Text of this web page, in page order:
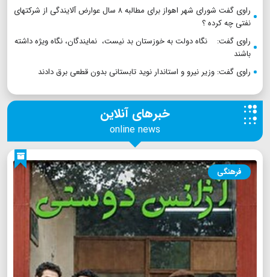
راوی گفت شورای شهر اهواز برای مطالبه ۸ سال عوارض آلایندگی از شرکتهای
نفتی چه کرده ؟
راوی گفت: نگاه دولت به خوزستان بد نیست، نمایندگان، نگاه ویژه داشته
باشند
راوی گفت: وزیر نیرو و استاندار نوید تابستانی بدون قطعی برق دادند
خبرهای آنلاین
online news
فرهنگی